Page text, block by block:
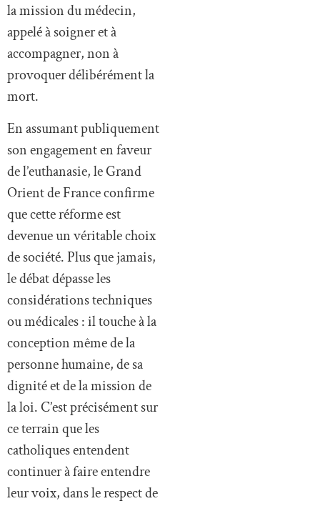
la mission du médecin,
appelé à soigner et à
accompagner, non à
provoquer délibérément la
mort.
En assumant publiquement
son engagement en faveur
de l’euthanasie, le Grand
Orient de France confirme
que cette réforme est
devenue un véritable choix
de société. Plus que jamais,
le débat dépasse les
considérations techniques
ou médicales : il touche à la
conception même de la
personne humaine, de sa
dignité et de la mission de
la loi. C’est précisément sur
ce terrain que les
catholiques entendent
continuer à faire entendre
leur voix, dans le respect de